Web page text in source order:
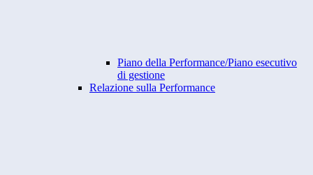
Piano della Performance/Piano esecutivo
di gestione
Relazione sulla Performance